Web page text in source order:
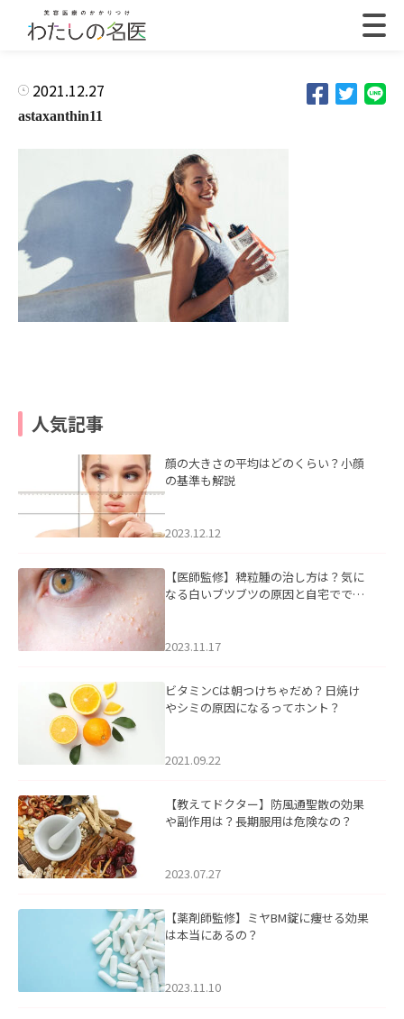
2021.12.27
astaxanthin11
人気記事
顔の大きさの平均はどのくらい？小顔
の基準も解説
2023.12.12
【医師監修】稗粒腫の治し方は？気に
なる白いブツブツの原因と自宅ででき
2023.11.17
ビタミンCは朝つけちゃだめ？日焼け
やシミの原因になるってホント？
2021.09.22
【教えてドクター】防風通聖散の効果
や副作用は？長期服用は危険なの？
2023.07.27
【薬剤師監修】ミヤBM錠に痩せる効果
は本当にあるの？
2023.11.10